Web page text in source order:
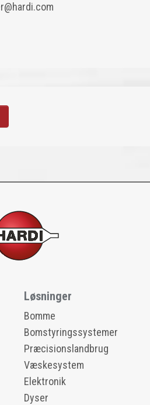
Løsninger
Bomme
Bomstyringssystemer
Præcisionslandbrug
Væskesystem
Elektronik
Dyser